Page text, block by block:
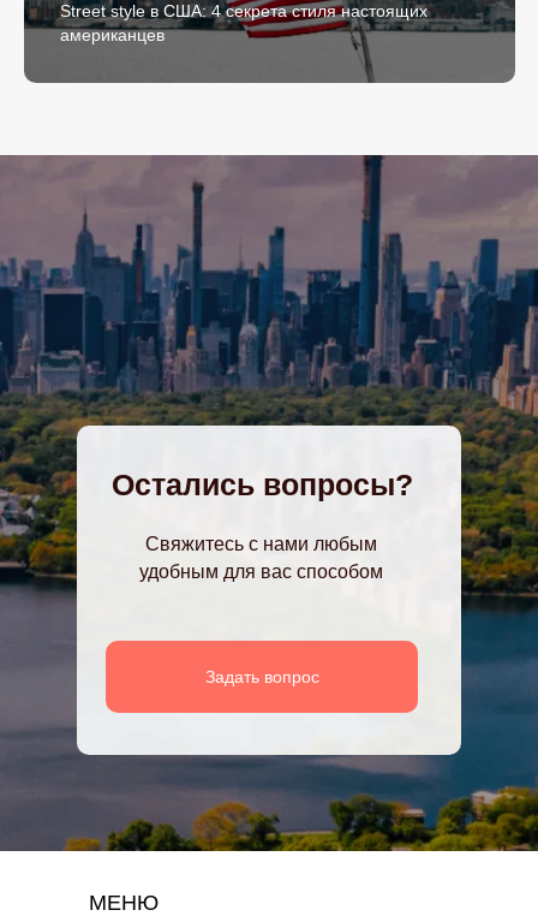
Street style в США: 4 секрета стиля настоящих
американцев
Остались вопросы?
Свяжитесь с нами любым
удобным для вас способом
Задать вопрос
МЕНЮ